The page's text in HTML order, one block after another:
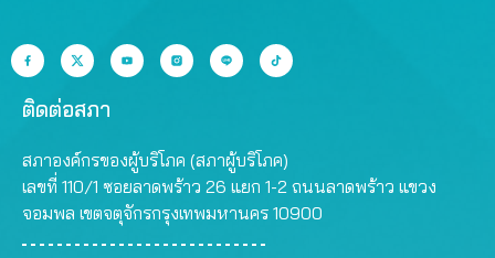
ติดต่อสภา
สภาองค์กรของผู้บริโภค (สภาผู้บริโภค)
เลขที่ 110/1 ซอยลาดพร้าว 26 แยก 1-2 ถนนลาดพร้าว แขวง
จอมพล เขตจตุจักรกรุงเทพมหานคร 10900